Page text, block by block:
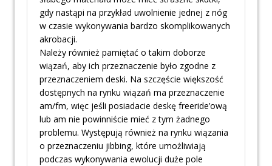
gdy nastąpi na przykład uwolnienie jednej z nóg
w czasie wykonywania bardzo skomplikowanych
akrobacji.
Należy również pamiętać o takim doborze
wiązań, aby ich przeznaczenie było zgodne z
przeznaczeniem deski. Na szczęście większość
dostępnych na rynku wiązań ma przeznaczenie
am/fm, więc jeśli posiadacie deskę freeride’ową
lub am nie powinniście mieć z tym żadnego
problemu. Występują również na rynku wiązania
o przeznaczeniu jibbing, które umożliwiają
podczas wykonywania ewolucji duże pole